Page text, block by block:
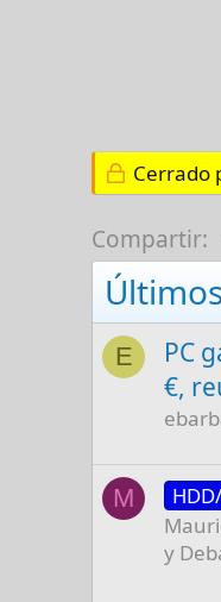
Cerrado
Compartir:
E
PC
€,
M
y